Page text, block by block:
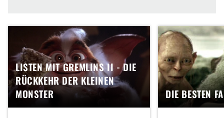
LISTEN MIT GREMLINS II - DIE
RÜCKKEHR DER KLEINEN
MONSTER
DIE BESTEN